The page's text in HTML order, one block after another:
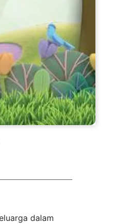
dalam